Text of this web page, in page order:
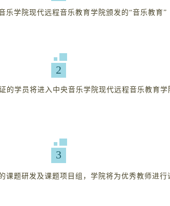
乐学院现代远程音乐教育学院颁发的“音乐教育”
2
的学员将进入中央音乐学院现代远程音乐教育学
3
课题研发及课题项目组，学院将为优秀教师进行